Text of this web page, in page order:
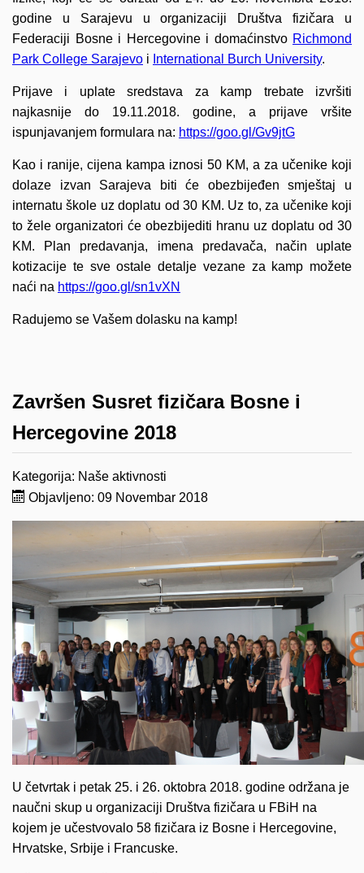
godine u Sarajevu u organizaciji Društva fizičara u
Federaciji Bosne i Hercegovine i domaćinstvo Richmond
Park College Sarajevo i International Burch University.
Prijave i uplate sredstava za kamp trebate izvršiti
najkasnije do 19.11.2018. godine, a prijave vršite
ispunjavanjem formulara na: https://goo.gl/Gv9jtG
Kao i ranije, cijena kampa iznosi 50 KM, a za učenike koji
dolaze izvan Sarajeva biti će obezbijeđen smještaj u
internatu škole uz doplatu od 30 KM. Uz to, za učenike koji
to žele organizatori će obezbijediti hranu uz doplatu od 30
KM. Plan predavanja, imena predavača, način uplate
kotizacije te sve ostale detalje vezane za kamp možete
naći na https://goo.gl/sn1vXN
Radujemo se Vašem dolasku na kamp!
Završen Susret fizičara Bosne i
Hercegovine 2018
Kategorija: Naše aktivnosti
Objavljeno: 09 Novembar 2018
U četvrtak i petak 25. i 26. oktobra 2018. godine održana je
naučni skup u organizaciji Društva fizičara u FBiH na
kojem je učestvovalo 58 fizičara iz Bosne i Hercegovine,
Hrvatske, Srbije i Francuske.